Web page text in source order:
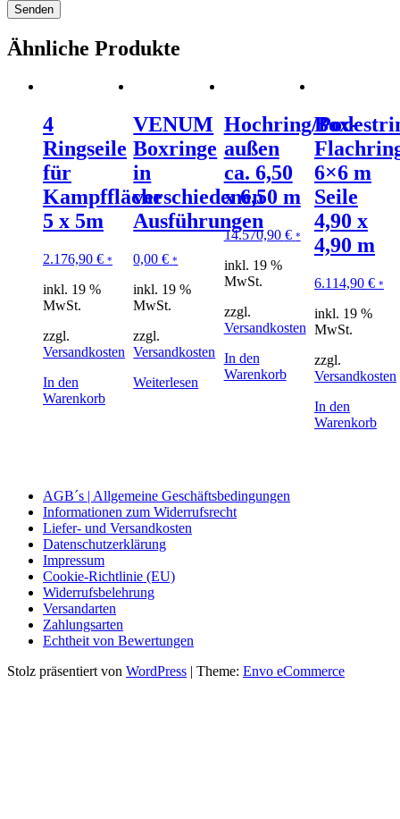
Ähnliche Produkte
4
Ringseile
für
Kampffläche
5 x 5m
2.176,90 € *
inkl. 19 %
MwSt.
zzgl.
Versandkosten
In den
Warenkorb
VENUM
Boxringe
in
verschiedenen
Ausführungen
0,00€ *
inkl. 19 %
MwSt.
zzgl.
Versandkosten
Weiterlesen
Hochring/
außen
ca. 6,50
x 6,50 m
14.570,90 € *
inkl. 19 %
MwSt.
zzgl.
Versandkosten
In den
Warenkorb
Box-
6×6 m
Seile
4,90 x
4,90 m
6.114,90 € *
inkl. 19 %
MwSt.
zzgl.
Versandkosten
In den
Warenkorb
AGB´s | Allgemeine Geschäftsbedingungen
Informationen zum Widerrufsrecht
Liefer- und Versandkosten
Datenschutzerklärung
Impressum
Cookie-Richtlinie (EU)
Widerrufsbelehrung
Versandarten
Zahlungsarten
Echtheit von Bewertungen
Stolz präsentiert von WordPress | Theme: Envo eCommerce